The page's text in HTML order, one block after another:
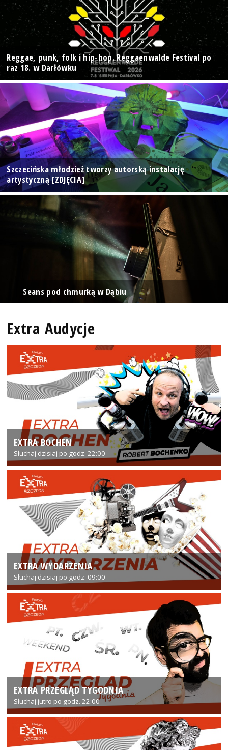
Reggae, punk, folk i hip-hop. Reggaenwalde Festival po
raz 18. w Darłówku
Szczecińska młodzież tworzy autorską instalację
artystyczną [ZDJĘCIA]
Seans pod chmurką w Dąbiu
Extra Audycje
EXTRA BOCHEN
Słuchaj dzisiaj po godz. 22:00
EXTRA WYDARZENIA
Słuchaj dzisiaj po godz. 09:00
EXTRA PRZEGLĄD TYGODNIA
Słuchaj jutro po godz. 22:00